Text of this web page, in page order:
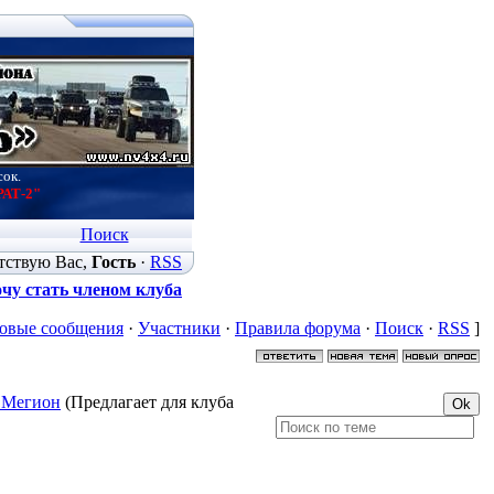
2"
Поиск
Вас, Гость· RSS
стать членом клуба
сообщения · Участники · Правила форума · Поиск · RSS ]
(Предлагает для клуба